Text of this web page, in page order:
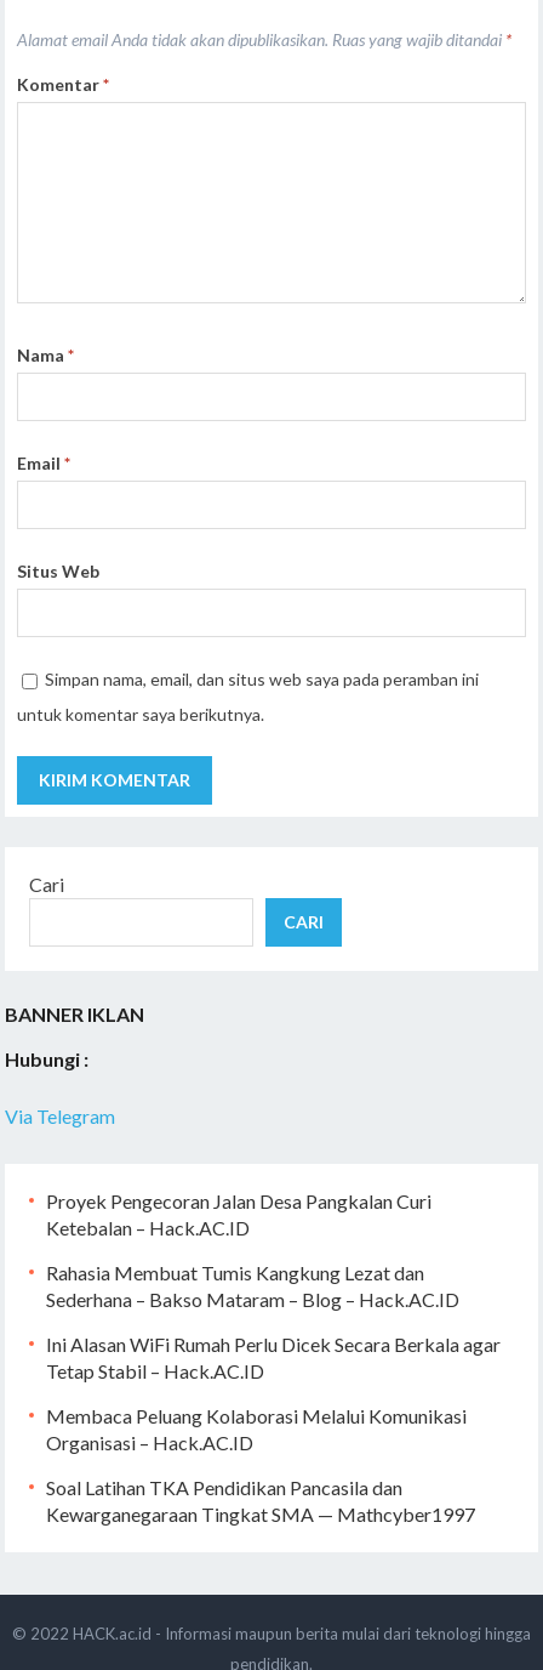
Alamat email Anda tidak akan dipublikasikan. Ruas yang wajib ditandai *
Komentar*
Nama*
Email*
Situs Web
Simpan nama, email, dan situs web saya pada peramban ini
untuk komentar saya berikutnya.
Cari
CARI
BANNER IKLAN
Hubungi :
Via Telegram
Proyek Pengecoran Jalan Desa Pangkalan Curi
Ketebalan – Hack.AC.ID
Rahasia Membuat Tumis Kangkung Lezat dan
Sederhana – Bakso Mataram – Blog – Hack.AC.ID
Ini Alasan WiFi Rumah Perlu Dicek Secara Berkala agar
Tetap Stabil – Hack.AC.ID
Membaca Peluang Kolaborasi Melalui Komunikasi
Organisasi – Hack.AC.ID
Soal Latihan TKA Pendidikan Pancasila dan
Kewarganegaraan Tingkat SMA — Mathcyber1997
© 2022 HACK.ac.id - Informasi maupun berita mulai dari teknologi hingga
pendidikan.